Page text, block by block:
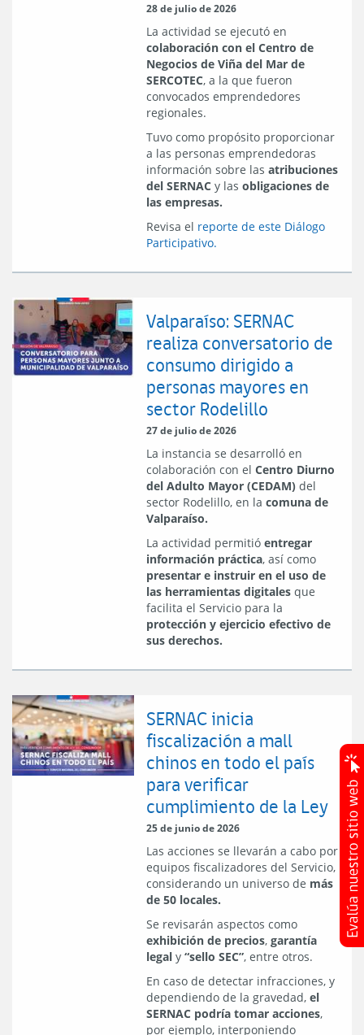
28 de julio de 2026
La actividad se ejecutó en
colaboración con el Centro de
Negocios de Viña del Mar de
SERCOTEC, a la que fueron
convocados emprendedores
regionales.
Tuvo como propósito proporcionar
a las personas emprendedoras
información sobre las atribuciones
del SERNAC y las obligaciones de
las empresas.
Revisa el reporte de este Diálogo
Participativo.
Valparaíso: SERNAC
realiza conversatorio de
consumo dirigido a
personas mayores en
sector Rodelillo
27 de julio de 2026
La instancia se desarrolló en
colaboración con el Centro Diurno
del Adulto Mayor (CEDAM) del
sector Rodelillo, en la comuna de
Valparaíso.
La actividad permitió entregar
información práctica, así como
presentar e instruir en el uso de
las herramientas digitales que
facilita el Servicio para la
protección y ejercicio efectivo de
sus derechos.
SERNAC inicia
fiscalización a mall
chinos en todo el país
para verificar
cumplimiento de la Ley
25 de junio de 2026
Las acciones se llevarán a cabo por
equipos fiscalizadores del Servicio,
considerando un universo de más
de 50 locales.
Se revisarán aspectos como
exhibición de precios, garantía
legal y “sello SEC”, entre otros.
En caso de detectar infracciones, y
dependiendo de la gravedad, el
SERNAC podría tomar acciones,
por ejemplo, interponiendo